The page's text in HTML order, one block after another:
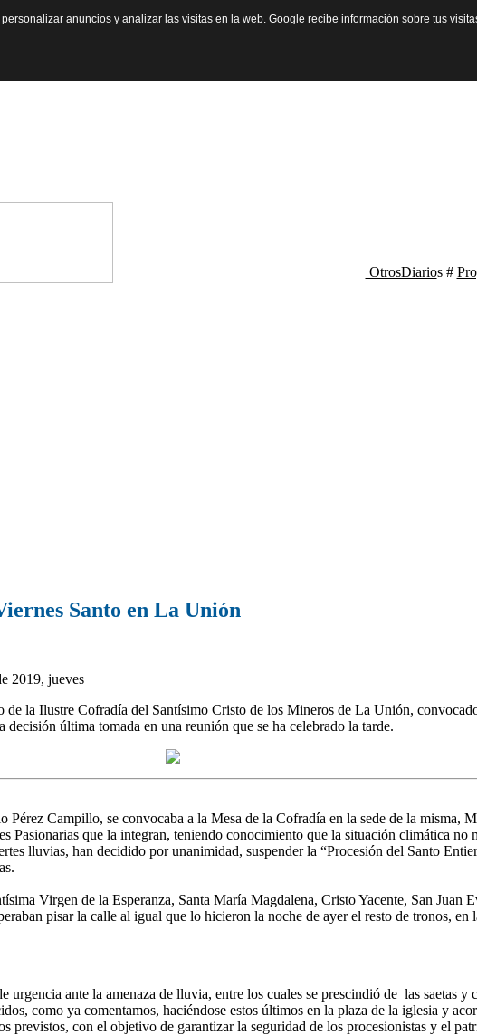
OtrosDiarios #
Santo en La Unión
2019, jueves
la Ilustre Cofradía del Santísimo Cristo de los Mineros de La Unión,
última tomada en una reunión que se ha celebrado la tarde.
Pérez Campillo, se convocaba a la Mesa de la Cofradía en la sede de la misma,
Pasionarias que la integran, teniendo conocimiento que la situación climática no
lluvias, han decidido por unanimidad, suspender la “Procesión del Santo
Virgen de la Esperanza, Santa María Magdalena, Cristo Yacente, San Juan
pisar la calle al igual que lo hicieron la noche de ayer el resto de tronos, en
urgencia ante la amenaza de lluvia, entre los cuales se prescindió de las saetas y
como ya comentamos, haciéndose estos últimos en la plaza de la iglesia y
previstos, con el objetivo de garantizar la seguridad de los procesionistas y el
anuncios y analizar las visitas en la web. Google recibe información sobre tus